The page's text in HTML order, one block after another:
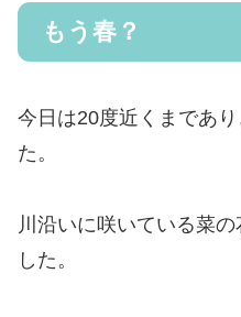
もう春？
今日は20度近くまであ
た。
川沿いに咲いている菜
した。